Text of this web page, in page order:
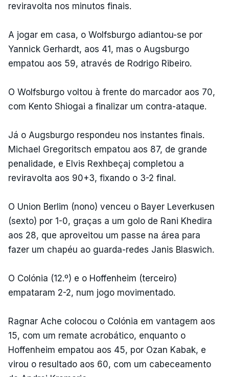
reviravolta nos minutos finais.
A jogar em casa, o Wolfsburgo adiantou-se por
Yannick Gerhardt, aos 41, mas o Augsburgo
empatou aos 59, através de Rodrigo Ribeiro.
O Wolfsburgo voltou à frente do marcador aos 70,
com Kento Shiogai a finalizar um contra-ataque.
Já o Augsburgo respondeu nos instantes finais.
Michael Gregoritsch empatou aos 87, de grande
penalidade, e Elvis Rexhbeçaj completou a
reviravolta aos 90+3, fixando o 3-2 final.
O Union Berlim (nono) venceu o Bayer Leverkusen
(sexto) por 1-0, graças a um golo de Rani Khedira
aos 28, que aproveitou um passe na área para
fazer um chapéu ao guarda-redes Janis Blaswich.
O Colónia (12.º) e o Hoffenheim (terceiro)
empataram 2-2, num jogo movimentado.
Ragnar Ache colocou o Colónia em vantagem aos
15, com um remate acrobático, enquanto o
Hoffenheim empatou aos 45, por Ozan Kabak, e
virou o resultado aos 60, com um cabeceamento